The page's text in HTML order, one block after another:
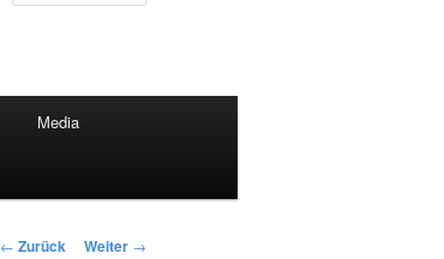
Media
Beitragsnavigation
← Zurück Weiter →